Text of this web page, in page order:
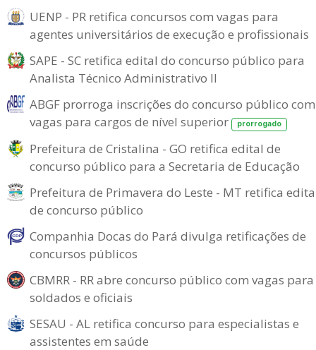
UENP - PR retifica concursos com vagas para
agentes universitários de execução e profissionais
SAPE - SC retifica edital do concurso público para
Analista Técnico Administrativo II
ABGF prorroga inscrições do concurso público com
vagas para cargos de nível superior
prorrogado
Prefeitura de Cristalina - GO retifica edital de
concurso público para a Secretaria de Educação
Prefeitura de Primavera do Leste - MT retifica
de concurso público
Companhia Docas do Pará divulga retificações de
concursos públicos
CBMRR - RR abre concurso público com vagas para
soldados e oficiais
SESAU - AL retifica concurso para especialistas e
assistentes em saúde